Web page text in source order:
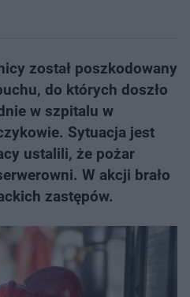
został poszkodowany
do których doszło
w szpitalu w
Sytuacja jest
ustalili, że pożar
W akcji brało
zastępów.